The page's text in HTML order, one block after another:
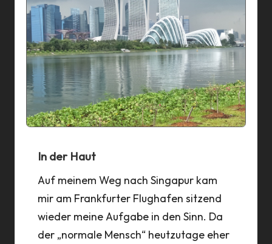
In der Haut
Auf meinem Weg nach Singapur kam
mir am Frankfurter Flughafen sitzend
wieder meine Aufgabe in den Sinn. Da
der „normale Mensch“ heutzutage eher